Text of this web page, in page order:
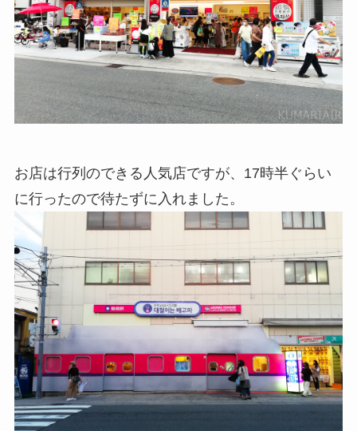
お店は行列のできる人気店ですが、17時半ぐらい
に行ったので待たずに入れました。